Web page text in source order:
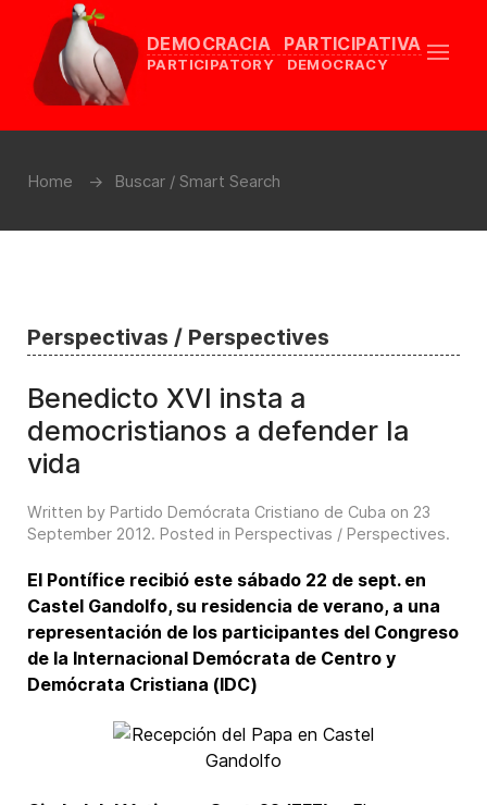
DEMOCRACIA PARTICIPATIVA
PARTICIPATORY DEMOCRACY
Home Buscar / Smart Search
Perspectivas / Perspectives
Benedicto XVI insta a
democristianos a defender la
vida
Written by Partido Demócrata Cristiano de Cuba on 23
September 2012. Posted in Perspectivas / Perspectives.
El Pontífice recibió este sábado 22 de sept. en
Castel Gandolfo, su residencia de verano, a una
representación de los participantes del Congreso
de la Internacional Demócrata de Centro y
Demócrata Cristiana (IDC)